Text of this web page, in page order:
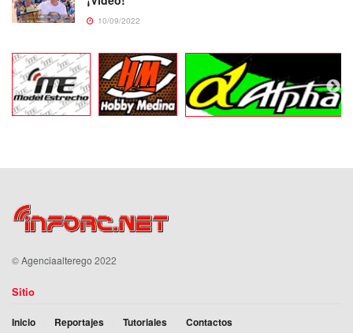
10/09/2022
©Agenciaalterego 2022
Sitio
Inicio Reportajes Tutoriales Contactos